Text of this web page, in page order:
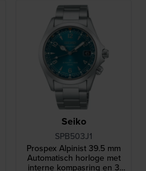
Seiko
SPB503J1
Prospex Alpinist 39.5 mm
Automatisch horloge met
interne kompasring en 3